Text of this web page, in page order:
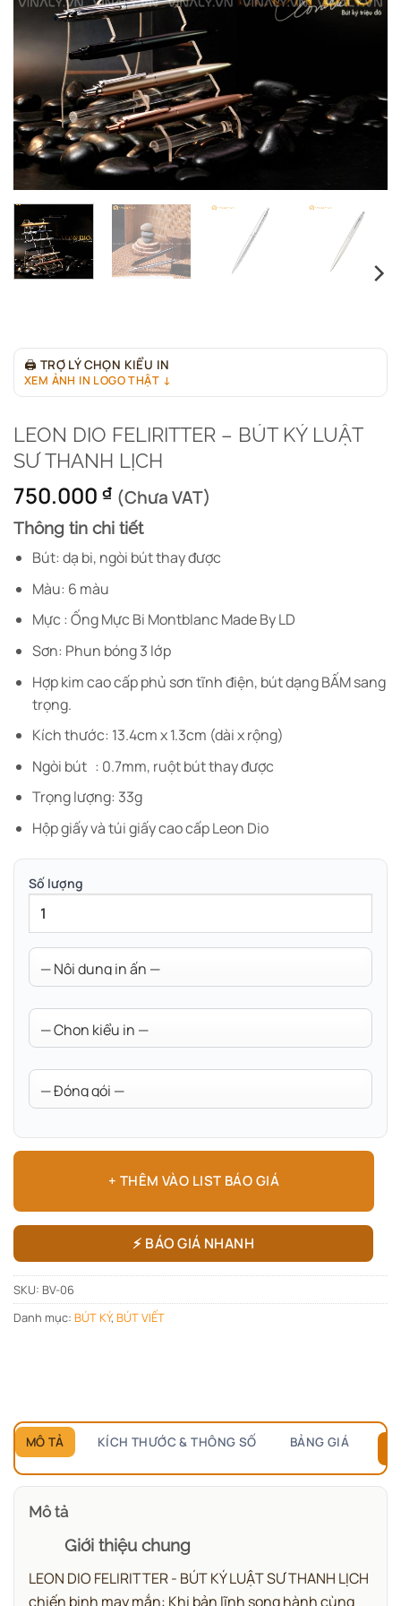
🖨 TRỢ LÝ CHỌN KIỂU IN
XEM ẢNH IN LOGO THẬT ↓
LEON DIO FELIRITTER – BÚT KÝ LUẬT
SƯ THANH LỊCH
750.000 ₫ (Chưa VAT)
Thông tin chi tiết
Bút: dạ bi, ngòi bút thay được
Màu: 6 màu
Mực : Ống Mực Bi Montblanc Made By LD
Sơn: Phun bóng 3 lớp
Hợp kim cao cấp phủ sơn tĩnh điện, bút dạng BẤM sang
trọng.
Kích thước: 13.4cm x 1.3cm (dài x rộng)
Ngòi bút : 0.7mm, ruột bút thay được
Trọng lượng: 33g
Hộp giấy và túi giấy cao cấp Leon Dio
Số lượng
+ THÊM VÀO LIST BÁO GIÁ
⚡ BÁO GIÁ NHANH
SKU: BV-06
Danh mục: BÚT KÝ, BÚT VIẾT
MÔ TẢ KÍCH THƯỚC & THÔNG SỐ BẢNG GIÁ
Mô tả
Giới thiệu chung
LEON DIO FELIRITTER - BÚT KÝ LUẬT SƯ THANH LỊCH
chiến binh may mắn: Khi bản lĩnh song hành cùng